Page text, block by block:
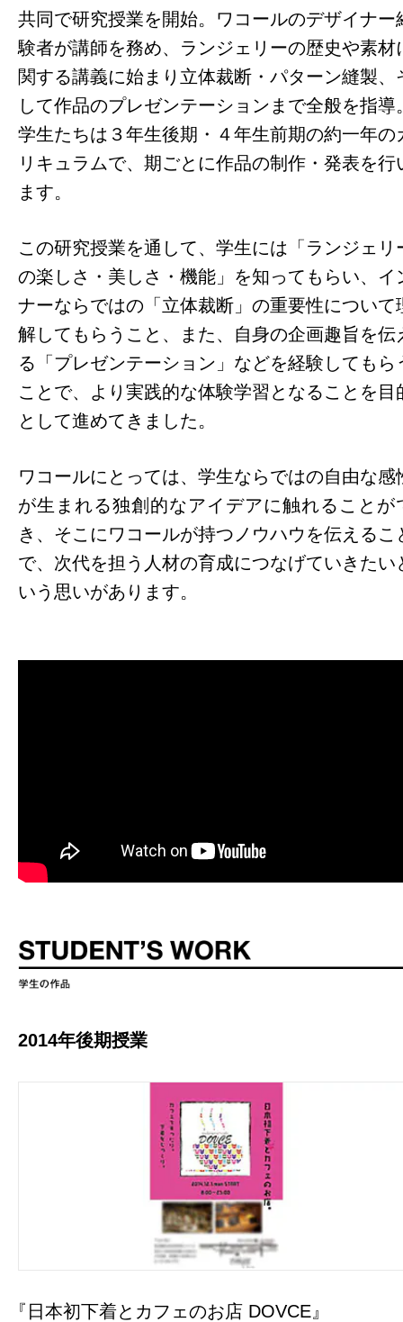
共同で研究授業を開始。ワコールのデザイナー
験者が講師を務め、ランジェリーの歴史や素材
関する講義に始まり立体裁断・パターン縫製、
して作品のプレゼンテーションまで全般を指導
学生たちは３年生後期・４年生前期の約一年の
リキュラムで、期ごとに作品の制作・発表を行
ます。
この研究授業を通して、学生には「ランジェリ
の楽しさ・美しさ・機能」を知ってもらい、イ
ナーならではの「立体裁断」の重要性について
解してもらうこと、また、自身の企画趣旨を伝
る「プレゼンテーション」などを経験してもら
ことで、より実践的な体験学習となることを目
として進めてきました。
ワコールにとっては、学生ならではの自由な感
が生まれる独創的なアイデアに触れることが
き、そこにワコールが持つノウハウを伝えるこ
で、次代を担う人材の育成につなげていきたい
いう思いがあります。
2014年後期授業
『日本初下着とカフェのお店 DOVCE』